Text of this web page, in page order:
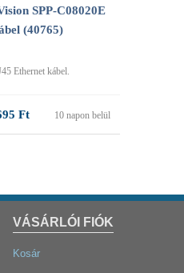
SPP-C08020E
(40765)
Ethernet kábel.
Ft 10 napon belül
VÁSÁRLÓI FIÓK
Kosár